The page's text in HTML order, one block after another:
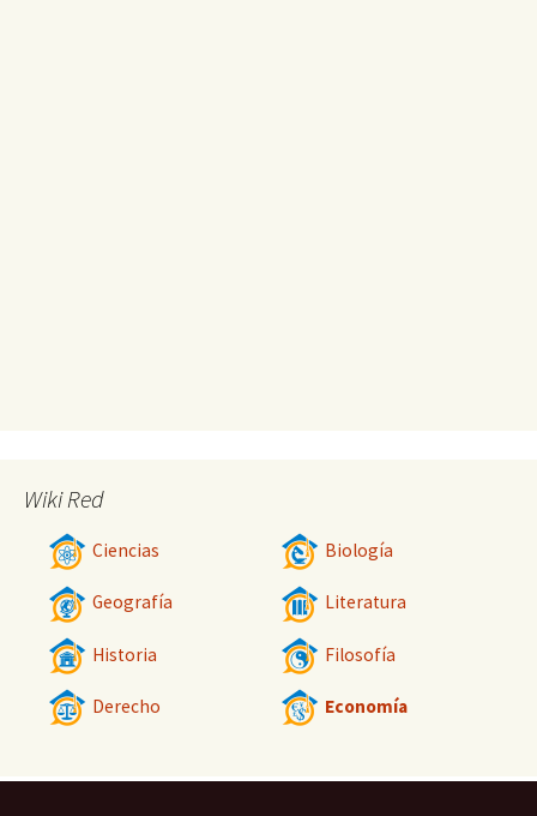
Wiki Red
Ciencias Biología
Geografía Literatura
Historia Filosofía
Derecho Economía